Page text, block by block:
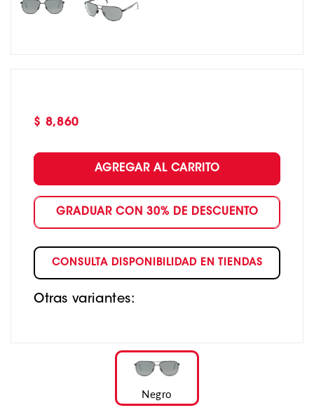
Precio
$ 8,860
AGREGAR AL CARRITO
GRADUAR CON 30% DE DESCUENTO
CONSULTA DISPONIBILIDAD EN TIENDAS
Otras variantes:
Negro